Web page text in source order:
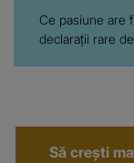
Ce pasiune are
declarații rare
Să crești